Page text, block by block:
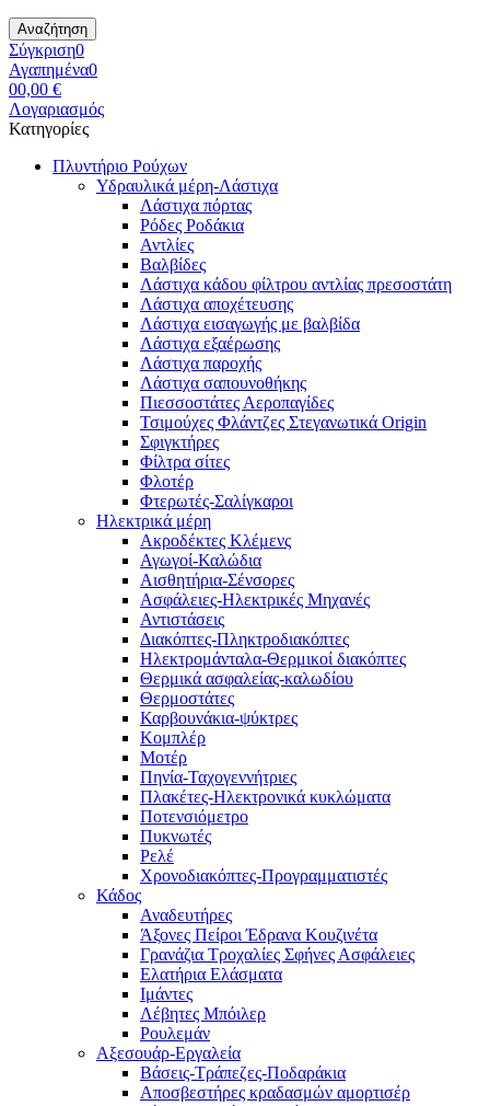
Αναζήτηση
Σύγκριση0
Αγαπημένα0
00,00 €
Λογαριασμός
Κατηγορίες
Πλυντήριο Ρούχων
Υδραυλικά μέρη-Λάστιχα
Λάστιχα πόρτας
Ρόδες Ροδάκια
Αντλίες
Βαλβίδες
Λάστιχα κάδου φίλτρου αντλίας πρεσοστάτη
Λάστιχα αποχέτευσης
Λάστιχα εισαγωγής με βαλβίδα
Λάστιχα εξαέρωσης
Λάστιχα παροχής
Λάστιχα σαπουνοθήκης
Πιεσσοστάτες Αεροπαγίδες
Τσιμούχες Φλάντζες Στεγανωτικά Origin
Σφιγκτήρες
Φίλτρα σίτες
Φλοτέρ
Φτερωτές-Σαλίγκαροι
Ηλεκτρικά μέρη
Ακροδέκτες Κλέμενς
Αγωγοί-Καλώδια
Αισθητήρια-Σένσορες
Ασφάλειες-Ηλεκτρικές Μηχανές
Αντιστάσεις
Διακόπτες-Πληκτροδιακόπτες
Ηλεκτρομάνταλα-Θερμικοί διακόπτες
Θερμικά ασφαλείας-καλωδίου
Θερμοστάτες
Καρβουνάκια-ψύκτρες
Κομπλέρ
Μοτέρ
Πηνία-Ταχογεννήτριες
Πλακέτες-Ηλεκτρονικά κυκλώματα
Ποτενσιόμετρο
Πυκνωτές
Ρελέ
Χρονοδιακόπτες-Προγραμματιστές
Κάδος
Αναδευτήρες
Άξονες Πείροι Έδρανα Κουζινέτα
Γρανάζια Τροχαλίες Σφήνες Ασφάλειες
Ελατήρια Ελάσματα
Ιμάντες
Λέβητες Μπόιλερ
Ρουλεμάν
Αξεσουάρ-Εργαλεία
Βάσεις-Τράπεζες-Ποδαράκια
Αποσβεστήρες κραδασμών αμορτισέρ